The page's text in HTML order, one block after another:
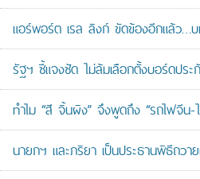
แอร์พอร์ต เรล ลิงก์ ขัดข้องอีกแล้ว…บ
รัฐฯ ชี้แจงชัด ไม่ล้มเลือกตั้งบอร์ดปร
ทำไม “สี จิ้นผิง” จึงพูดถึง “รถไฟจีน-ไ
นายกฯ และภริยา เป็นประธานพิธีถวา